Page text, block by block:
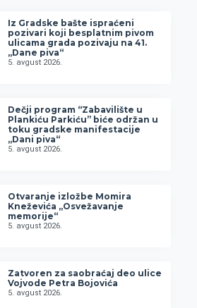
Iz Gradske bašte ispraćeni
pozivari koji besplatnim pivom
ulicama grada pozivaju na 41.
„Dane piva“
5. avgust 2026.
Dečji program “Zabavilište u
Plankiću Parkiću” biće održan u
toku gradske manifestacije
„Dani piva“
5. avgust 2026.
Otvaranje izložbe Momira
Kneževića „Osvežavanje
memorije“
5. avgust 2026.
Zatvoren za saobraćaj deo ulice
Vojvode Petra Bojovića
5. avgust 2026.